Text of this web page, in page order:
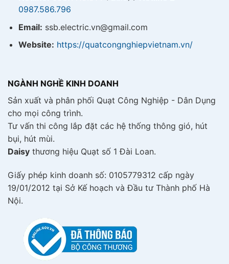
0987.586.796
Email: ssb.electric.vn@gmail.com
Website: https://quatcongnghiepvietnam.vn/
NGÀNH NGHỀ KINH DOANH
Sản xuất và phân phối Quạt Công Nghiệp - Dân Dụng
cho mọi công trình.
Tư vấn thi công lắp đặt các hệ thống thông gió, hút
bụi, hút mùi.
Daisy thương hiệu Quạt số 1 Đài Loan.
Giấy phép kinh doanh số: 0105779312 cấp ngày
19/01/2012 tại Sở Kế hoạch và Đầu tư Thành phố Hà
Nội.